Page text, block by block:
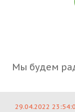
Мы будем
29.04.2022